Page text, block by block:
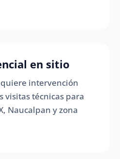
en sitio
intervención
visitas técnicas para
Naucalpan y zona